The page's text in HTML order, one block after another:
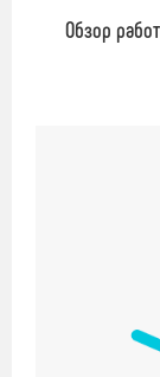
Обзор